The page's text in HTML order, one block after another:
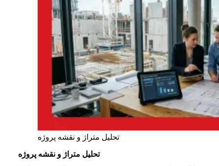
تحلیل متراژ و نقشه پروژه
تحلیل متراژ و نقشه پروژه